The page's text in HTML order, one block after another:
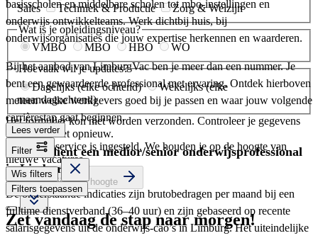
Sales
Techniek & Productie
Zorg & Welzijn
Wat is je opleidingsniveau?
VMBO
MBO HBO
WO
Hoevaak wil je updates?
Dagelijks (elke ochtend)
Wekelijks (elke
maandagochtend)
Het formulier kon niet worden verzonden. Controleer je gegevens
en probeer het opnieuw.
Je vacatureservice is ingesteld. We houden je op de hoogte van
nieuwe vacatures.
Ja, houd mij op de hoogte
basisscholen en middelbare scholen tot mbo‑instellingen en
onderwijs ontwikkelteams. Werk dichtbij huis, bij
onderwijsorganisaties die jouw expertise herkennen en waarderen.
Bij het aanbod van LimburgVac ben je meer dan een nummer. Je
bent een gewaardeerde professional met ervaring. Ontdek hierboven
meteen welke werkgevers goed bij je passen en waar jouw volgende
carrièrestap gaat beginnen.
Wat verdient een medior/senior onderwijsprofessional
in Limburg?
De onderstaande indicaties zijn brutobedragen per maand bij een
fulltime dienstverband (36–40 uur) en zijn gebaseerd op recente
salarisgegevens uit de onderwijs‑cao’s in Limburg. Het uiteindelijke
Lees verder
Filter
Wis filters
Filters toepassen
Zet vandaag de stap naar morgen!